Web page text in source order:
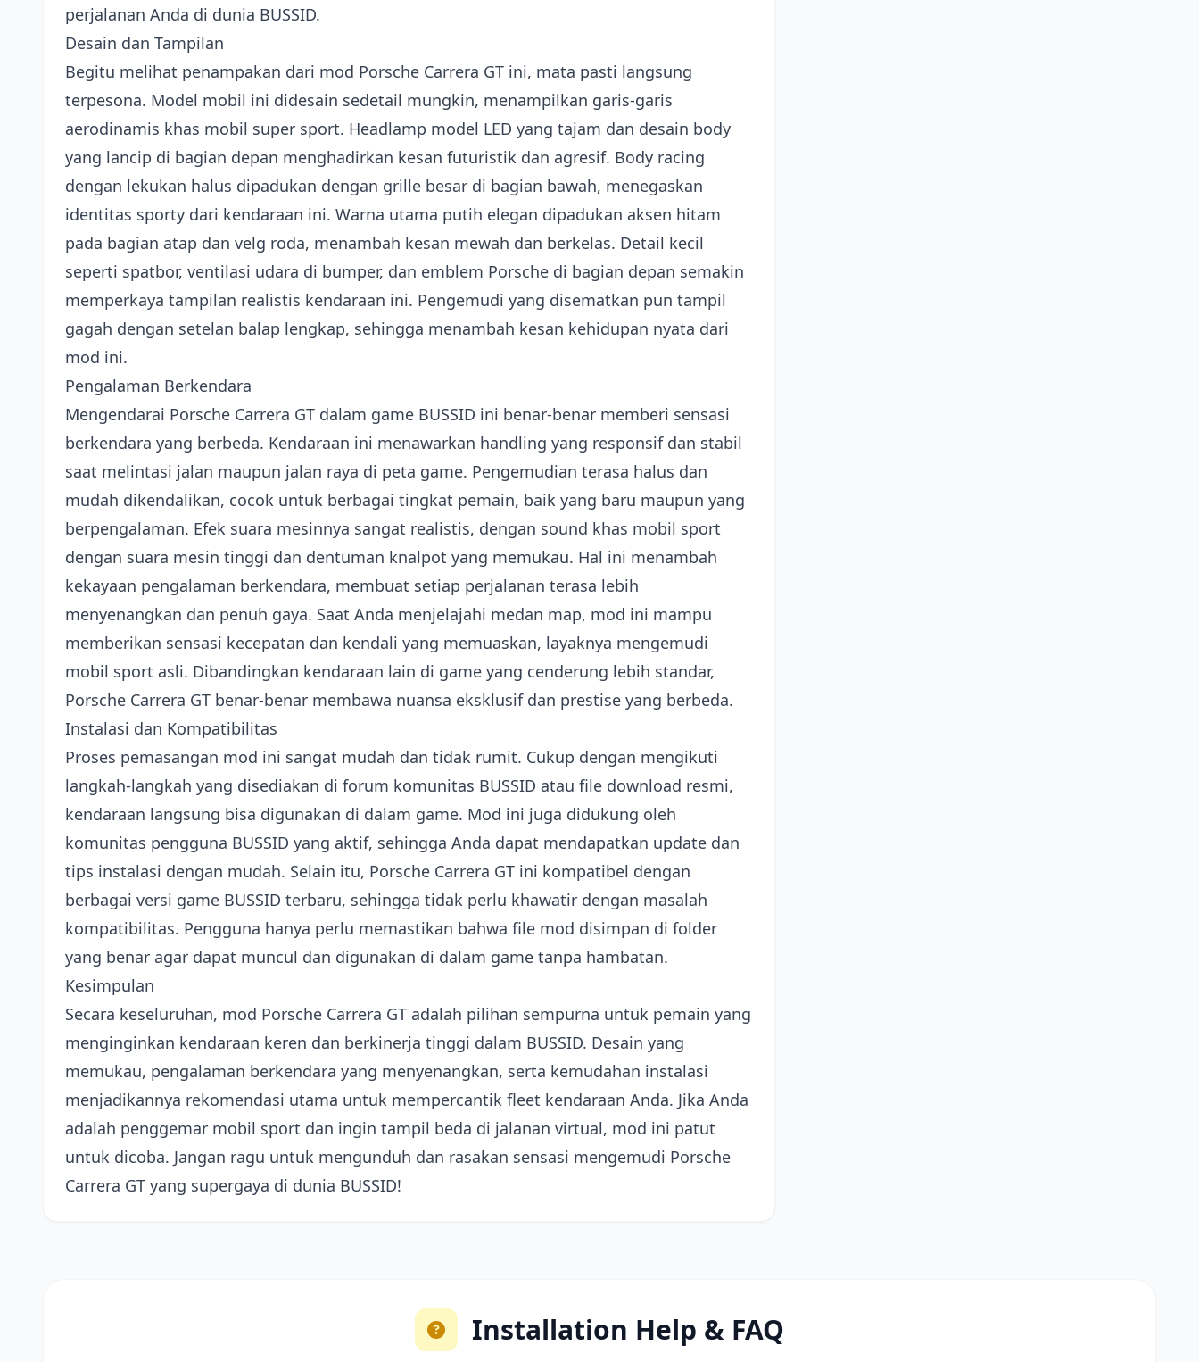
perjalanan Anda di dunia BUSSID.
Desain dan Tampilan
Begitu melihat penampakan dari mod Porsche Carrera GT ini, mata pasti langsung
terpesona. Model mobil ini didesain sedetail mungkin, menampilkan garis-garis
aerodinamis khas mobil super sport. Headlamp model LED yang tajam dan desain body
yang lancip di bagian depan menghadirkan kesan futuristik dan agresif. Body racing
dengan lekukan halus dipadukan dengan grille besar di bagian bawah, menegaskan
identitas sporty dari kendaraan ini. Warna utama putih elegan dipadukan aksen hitam
pada bagian atap dan velg roda, menambah kesan mewah dan berkelas. Detail kecil
seperti spatbor, ventilasi udara di bumper, dan emblem Porsche di bagian depan semakin
memperkaya tampilan realistis kendaraan ini. Pengemudi yang disematkan pun tampil
gagah dengan setelan balap lengkap, sehingga menambah kesan kehidupan nyata dari
mod ini.
Pengalaman Berkendara
Mengendarai Porsche Carrera GT dalam game BUSSID ini benar-benar memberi sensasi
berkendara yang berbeda. Kendaraan ini menawarkan handling yang responsif dan stabil
saat melintasi jalan maupun jalan raya di peta game. Pengemudian terasa halus dan
mudah dikendalikan, cocok untuk berbagai tingkat pemain, baik yang baru maupun yang
berpengalaman. Efek suara mesinnya sangat realistis, dengan sound khas mobil sport
dengan suara mesin tinggi dan dentuman knalpot yang memukau. Hal ini menambah
kekayaan pengalaman berkendara, membuat setiap perjalanan terasa lebih
menyenangkan dan penuh gaya. Saat Anda menjelajahi medan map, mod ini mampu
memberikan sensasi kecepatan dan kendali yang memuaskan, layaknya mengemudi
mobil sport asli. Dibandingkan kendaraan lain di game yang cenderung lebih standar,
Porsche Carrera GT benar-benar membawa nuansa eksklusif dan prestise yang berbeda.
Instalasi dan Kompatibilitas
Proses pemasangan mod ini sangat mudah dan tidak rumit. Cukup dengan mengikuti
langkah-langkah yang disediakan di forum komunitas BUSSID atau file download resmi,
kendaraan langsung bisa digunakan di dalam game. Mod ini juga didukung oleh
komunitas pengguna BUSSID yang aktif, sehingga Anda dapat mendapatkan update dan
tips instalasi dengan mudah. Selain itu, Porsche Carrera GT ini kompatibel dengan
berbagai versi game BUSSID terbaru, sehingga tidak perlu khawatir dengan masalah
kompatibilitas. Pengguna hanya perlu memastikan bahwa file mod disimpan di folder
yang benar agar dapat muncul dan digunakan di dalam game tanpa hambatan.
Kesimpulan
Secara keseluruhan, mod Porsche Carrera GT adalah pilihan sempurna untuk pemain yang
menginginkan kendaraan keren dan berkinerja tinggi dalam BUSSID. Desain yang
memukau, pengalaman berkendara yang menyenangkan, serta kemudahan instalasi
menjadikannya rekomendasi utama untuk mempercantik fleet kendaraan Anda. Jika Anda
adalah penggemar mobil sport dan ingin tampil beda di jalanan virtual, mod ini patut
untuk dicoba. Jangan ragu untuk mengunduh dan rasakan sensasi mengemudi Porsche
Carrera GT yang supergaya di dunia BUSSID!
Installation Help & FAQ